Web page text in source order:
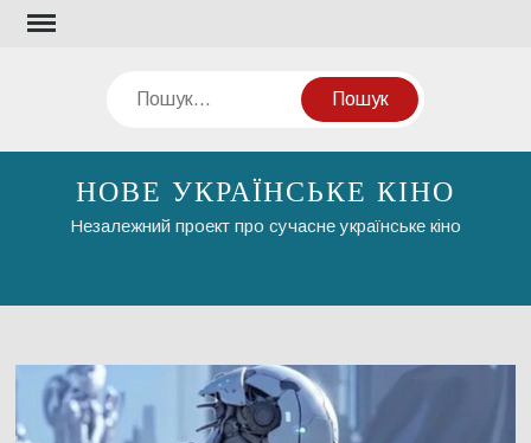
Перейти
Пошук
НОВЕ УКРАЇНСЬКЕ КІНО
Незалежний проект про сучасне українське кіно